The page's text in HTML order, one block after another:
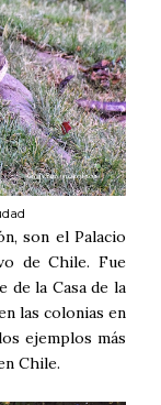
son el Palacio
de Chile. Fue
de la Casa de la
las colonias en
ejemplos más
Chile.